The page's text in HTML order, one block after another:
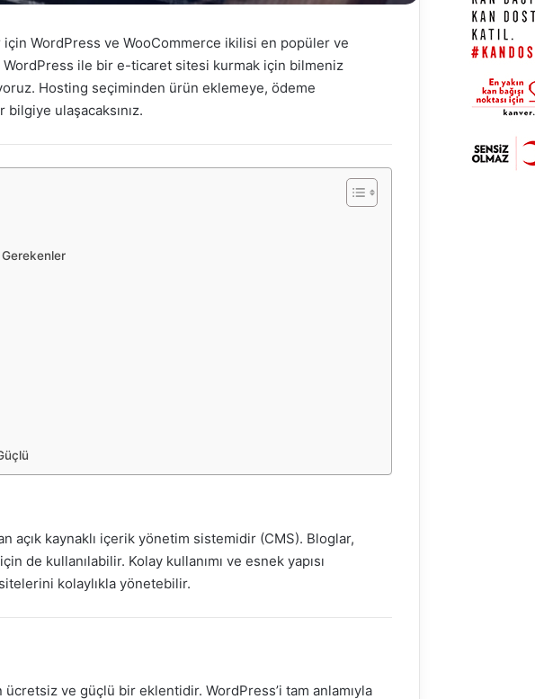
WordPress ve WooCommerce ikilisi en popüler ve
ile bir e-ticaret sitesi kurmak için bilmeniz
Hosting seçiminden ürün eklemeye, ödeme
ulaşacaksınız.
açık kaynaklı içerik yönetim sistemidir (CMS). Bloglar,
için de kullanılabilir. Kolay kullanımı ve esnek yapısı
kolaylıkla yönetebilir.
ve güçlü bir eklentidir. WordPress’i tam anlamıyla